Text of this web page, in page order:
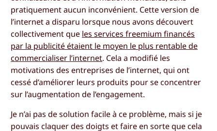
pratiquement aucun inconvénient. Cette version de
l’internet a disparu lorsque nous avons découvert
collectivement que les services freemium financés
par la publicité étaient le moyen le plus rentable de
commercialiser l’internet. Cela a modifié les
motivations des entreprises de l’internet, qui ont
cessé d’améliorer leurs produits pour se concentrer
sur l’augmentation de l’engagement.
Je n’ai pas de solution facile à ce problème, mais si je
pouvais claquer des doigts et faire en sorte que cela